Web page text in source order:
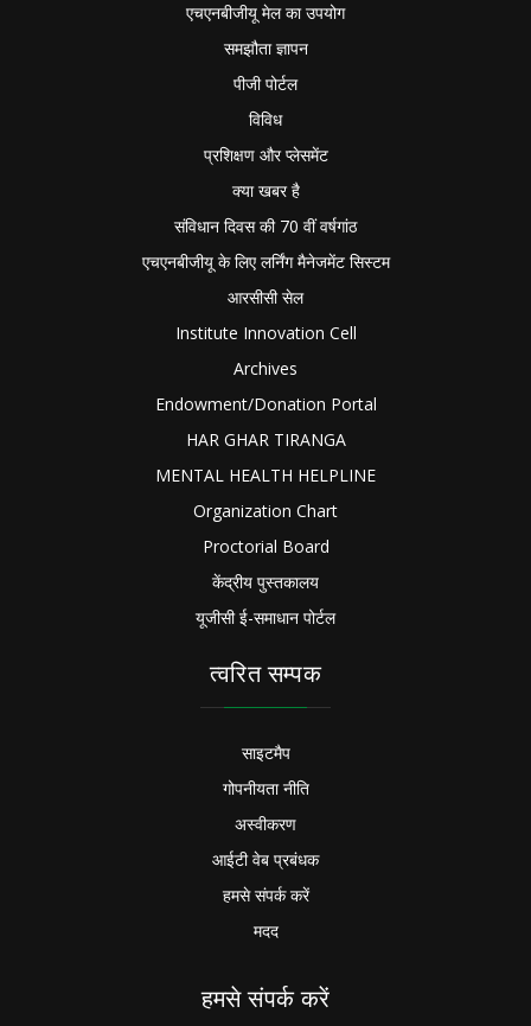
एचएनबीजीयू मेल का उपयोग
समझौता ज्ञापन
पीजी पोर्टल
विविध
प्रशिक्षण और प्लेसमेंट
क्या खबर है
संविधान दिवस की 70 वीं वर्षगांठ
एचएनबीजीयू के लिए लर्निंग मैनेजमेंट सिस्टम
आरसीसी सेल
Institute Innovation Cell
Archives
Endowment/Donation Portal
HAR GHAR TIRANGA
MENTAL HEALTH HELPLINE
Organization Chart
Proctorial Board
केंद्रीय पुस्तकालय
यूजीसी ई-समाधान पोर्टल
त्वरित सम्पक
साइटमैप
गोपनीयता नीति
अस्वीकरण
आईटी वेब प्रबंधक
हमसे संपर्क करें
मदद
हमसे संपर्क करें